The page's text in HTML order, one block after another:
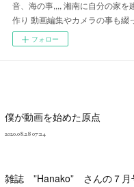
音、海の事,,,, 湘南に自分の家を
作り 動画編集やカメラの事も綴
フォロー
僕が動画を始めた原点
2020.08.28 07:24
雑誌 ”Hanako” さんの７月